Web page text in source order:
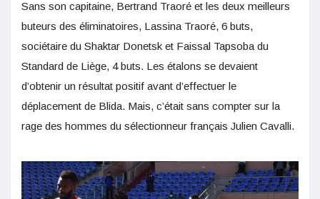
Sans son capitaine, Bertrand Traoré et les deux meilleurs
buteurs des éliminatoires, Lassina Traoré, 6 buts,
sociétaire du Shaktar Donetsk et Faissal Tapsoba du
Standard de Liège, 4 buts. Les étalons se devaient
d’obtenir un résultat positif avant d’effectuer le
déplacement de Blida. Mais, c’était sans compter sur la
rage des hommes du sélectionneur français Julien Cavalli.